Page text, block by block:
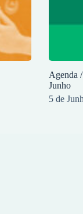
Agenda
Junho
5 de